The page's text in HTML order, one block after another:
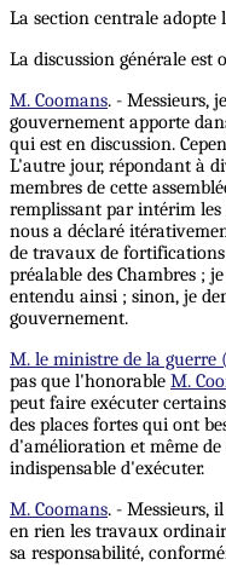
La section centrale adopte
La discussion générale est
M. Coomans. - Messieurs,
gouvernement apporte
qui est en discussion.
L'autre jour, répondant à
membres de cette
remplissant par intérim
nous a déclaré
de travaux de
préalable des Chambres ;
entendu ainsi ; sinon, je
gouvernement.
M. le ministre de la guerre
pas que l'honorable M.
peut faire exécuter
des places fortes qui ont
d'amélioration et même
indispensable d'exécuter.
M. Coomans. - Messieurs,
en rien les travaux
sa responsabilité,